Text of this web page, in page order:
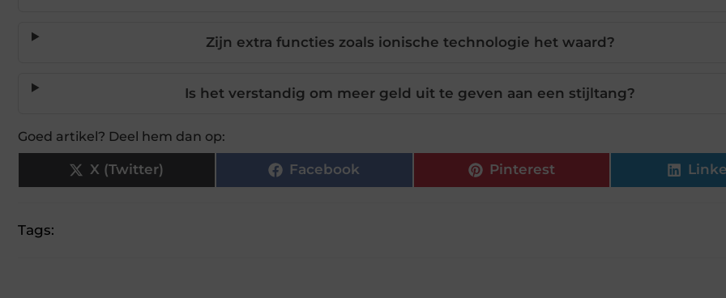
Zijn extra functies zoals ionische technologie het waard?
Is het verstandig om meer geld uit te geven aan een stijltang?
Goed artikel? Deel hem dan op:
X (Twitter) Facebook Pinterest
Tags: